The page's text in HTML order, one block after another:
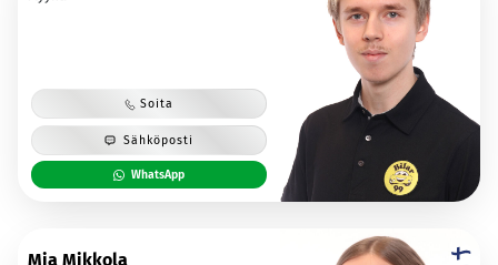
Soita
Sähköposti
WhatsApp
Mia Mikkola